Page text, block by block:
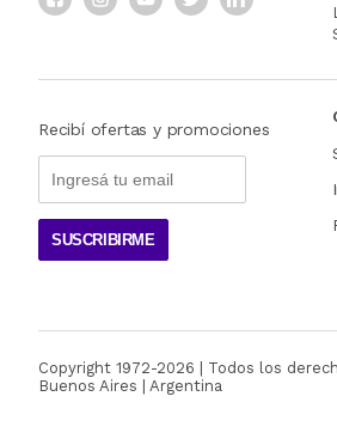
Recibí ofertas y promociones
SUSCRIBIRME
Copyright 1972-2026 | Todos los
Buenos Aires | Argentina